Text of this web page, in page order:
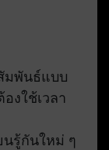
มพันธ์แบบ
งใช้เวลา
นรู้กันใหม่ ๆ